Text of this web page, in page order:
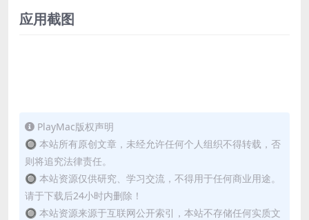
应用截图
PlayMac版权声明
🔘 本站所有原创文章，未经允许任何个人组织不得转载，否
则将追究法律责任。
🔘 本站资源仅供研究、学习交流，不得用于任何商业用途。
请于下载后24小时内删除！
🔘 本站资源来源于互联网公开索引，本站不存储任何实质文